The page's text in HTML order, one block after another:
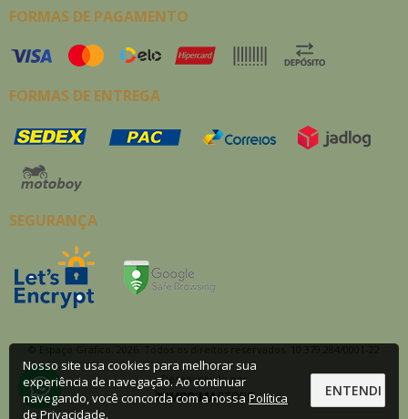
FORMAS DE PAGAMENTO
FORMAS DE ENTREGA
SEGURANÇA
Desenvolvido por
Nosso site usa cookies para melhorar sua
experiência de navegação. Ao continuar
navegando, você concorda com a nossa Política
de Privacidade.
ENTENDI